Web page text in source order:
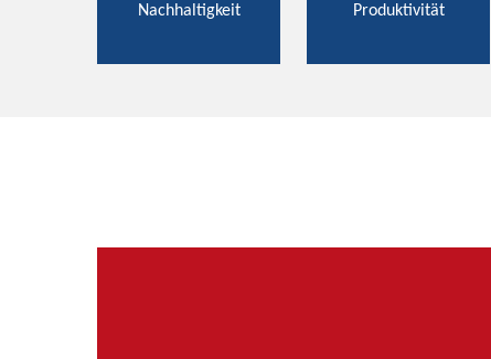
Nachhaltigkeit
Produktivität